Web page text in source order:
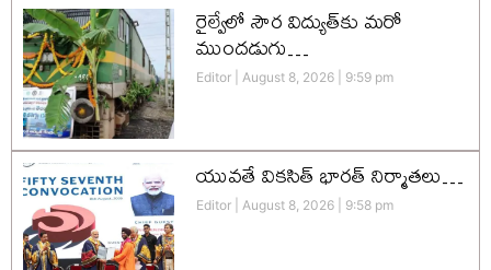
రైల్వేలో సౌర విద్యుత్‌కు మరో
ముందడుగు…
Editor August 8, 2026 9:59 pm
యువతే వికసిత్‌ భారత్‌ నిర్మాతలు…
Editor August 8, 2026 9:58 pm